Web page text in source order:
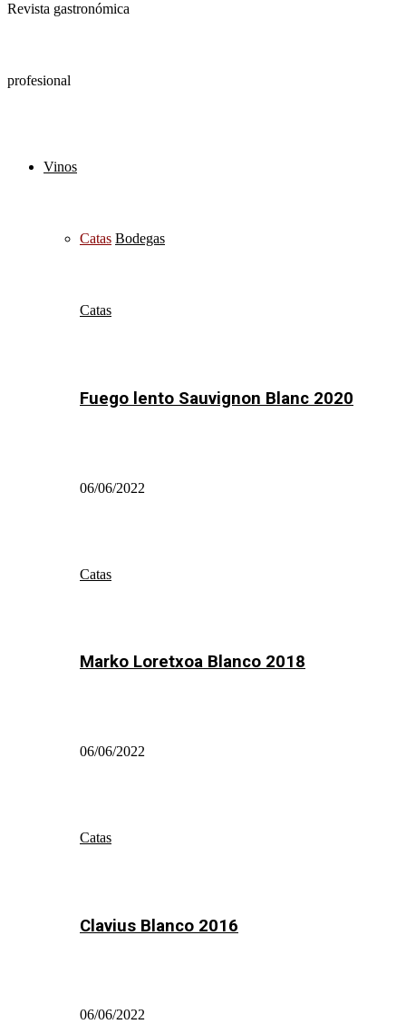
Revista gastronómica
profesional
Vinos
Catas Bodegas
Catas
Fuego lento Sauvignon Blanc 2020
06/06/2022
Catas
Marko Loretxoa Blanco 2018
06/06/2022
Catas
Clavius Blanco 2016
06/06/2022